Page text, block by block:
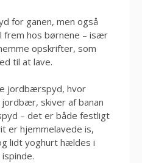
for ganen, men også
frem hos børnene – især
opskrifter, som
til at lave.
jordbærspyd, hvor
skiver af banan
– det er både festligt
er hjemmelavede is,
lidt yoghurt hældes i